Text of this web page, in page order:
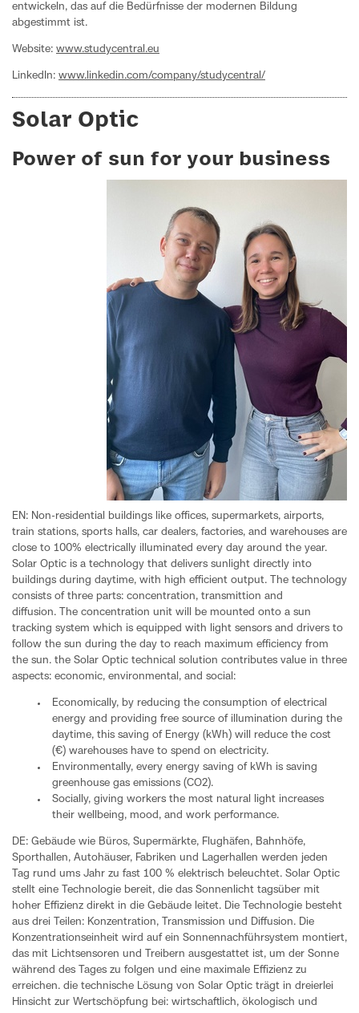
entwickeln, das auf die Bedürfnisse der modernen Bildung
abgestimmt ist.
Website: www.studycentral.eu
LinkedIn: www.linkedin.com/company/studycentral/
Solar Optic
Power of sun for your business
EN: Non-residential buildings like offices, supermarkets, airports,
train stations, sports halls, car dealers, factories, and warehouses are
close to 100% electrically illuminated every day around the year.
Solar Optic is a technology that delivers sunlight directly into
buildings during daytime, with high efficient output. The technology
consists of three parts: concentration, transmittion and
diffusion. The concentration unit will be mounted onto a sun
tracking system which is equipped with light sensors and drivers to
follow the sun during the day to reach maximum efficiency from
the sun. the Solar Optic technical solution contributes value in three
aspects: economic, environmental, and social:
Economically, by reducing the consumption of electrical
energy and providing free source of illumination during the
daytime, this saving of Energy (kWh) will reduce the cost
(€) warehouses have to spend on electricity.
Environmentally, every energy saving of kWh is saving
greenhouse gas emissions (CO2).
Socially, giving workers the most natural light increases
their wellbeing, mood, and work performance.
DE: Gebäude wie Büros, Supermärkte, Flughäfen, Bahnhöfe,
Sporthallen, Autohäuser, Fabriken und Lagerhallen werden jeden
Tag rund ums Jahr zu fast 100 % elektrisch beleuchtet. Solar Optic
stellt eine Technologie bereit, die das Sonnenlicht tagsüber mit
hoher Effizienz direkt in die Gebäude leitet. Die Technologie besteht
aus drei Teilen: Konzentration, Transmission und Diffusion. Die
Konzentrationseinheit wird auf ein Sonnennachführsystem montiert,
das mit Lichtsensoren und Treibern ausgestattet ist, um der Sonne
während des Tages zu folgen und eine maximale Effizienz zu
erreichen. die technische Lösung von Solar Optic trägt in dreierlei
Hinsicht zur Wertschöpfung bei: wirtschaftlich, ökologisch und